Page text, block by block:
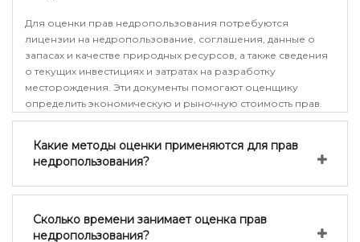
Для оценки прав недропользования потребуются
лицензии на недропользование, соглашения, данные о
запасах и качестве природных ресурсов, а также сведения
о текущих инвестициях и затратах на разработку
месторождения. Эти документы помогают оценщику
определить экономическую и рыночную стоимость прав.
Какие методы оценки применяются для прав
недропользования?
Сколько времени занимает оценка прав
недропользования?